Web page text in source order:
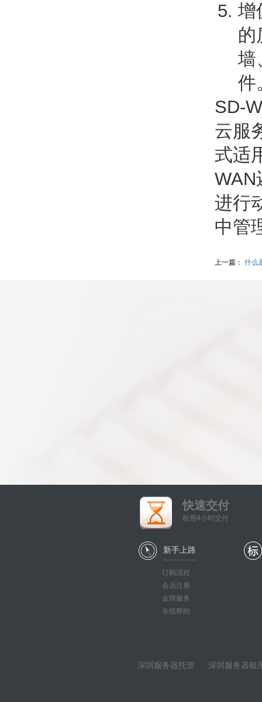
增
的
墙
件
SD-
云服
式适
WAN
进行
中管
上一篇： 什么
快速交付
租用4小时交付
新手上路
订购流程
会员注册
金牌服务
在线帮助
深圳服务器托管 深圳服务器租